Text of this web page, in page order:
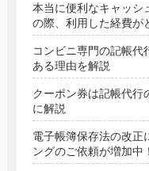
本当に便利なキャッシ
の際、利用した経費が
コンビニ専門の記帳代
ある理由を解説
クーポン券は記帳代行
に解説
電子帳簿保存法の改正
ングのご依頼が増加中！